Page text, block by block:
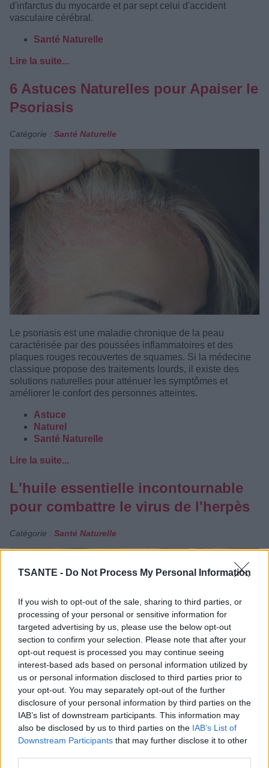
TSANTE - Do Not Process My Personal Information
If you wish to opt-out of the sale, sharing to third parties, or
processing of your personal or sensitive information for
targeted advertising by us, please use the below opt-out
section to confirm your selection. Please note that after your
opt-out request is processed you may continue seeing
interest-based ads based on personal information utilized by
us or personal information disclosed to third parties prior to
your opt-out. You may separately opt-out of the further
disclosure of your personal information by third parties on the
IAB’s list of downstream participants. This information may
also be disclosed by us to third parties on the IAB’s List of
Downstream Participants that may further disclose it to other
d'infarctus du myocarde et par sept celui d'accident
vasculaire cérébral.
Santé Naturelle
Lire la suite...
6 Astuces Naturelles pour Apaiser le
Psoriasis
Catégorie : Santé Naturelle
Le psoriasis est une maladie chronique de la peau
caractérisée par des poussées inflammatoires et des
plaques rouges recouvertes de squames. Si la médecine
classique propose des traitements lourds, il existe des
solutions naturelles pour atténuer les symptômes et
améliorer le confort des personnes atteintes.
Astuce
Naturel
Santé Naturelle
Lire la suite...
L'huile essentielle incontournable
pour combattre le virus de l'herpès
Catégorie : Santé Naturelle
Le bouton de fièvre traduit une infection virale causée par
le virus herpès simplex virus 1 (HSV-1). Il se manifeste
généralement sous forme de petites vésicules